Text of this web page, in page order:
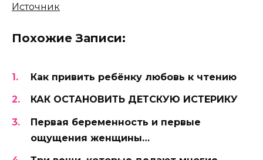
Источник
Похожие Записи:
Как привить ребёнку любовь к чтению
КАК ОСТАНОВИТЬ ДЕТСКУЮ ИСТЕРИКУ
Первая беременность и первые
ощущения женщины…